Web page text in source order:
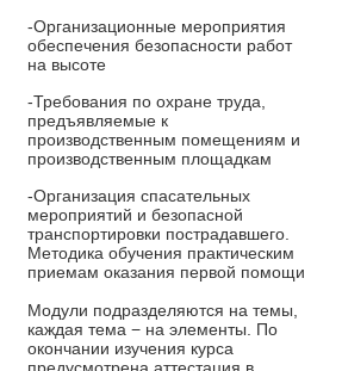
-Организационные мероприятия
обеспечения безопасности работ
на высоте
-Требования по охране труда,
предъявляемые к
производственным помещениям и
производственным площадкам
-Организация спасательных
мероприятий и безопасной
транспортировки пострадавшего.
Методика обучения практическим
приемам оказания первой помощи
Модули подразделяются на темы,
каждая тема − на элементы. По
окончании изучения курса
предусмотрена аттестация в